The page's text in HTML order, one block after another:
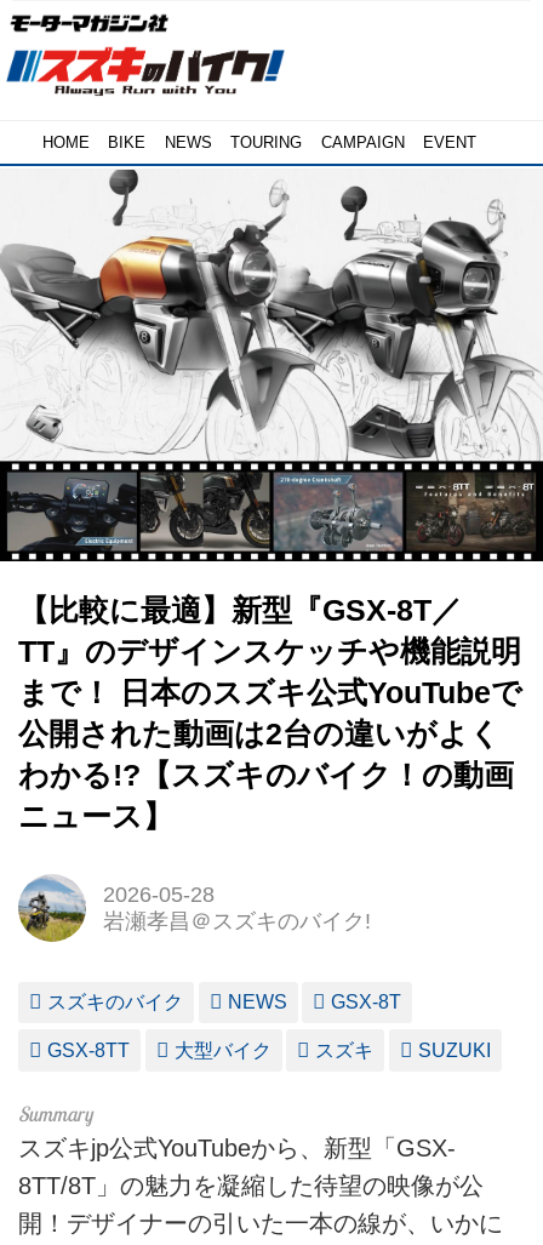
HOME BIKE NEWS TOURING CAMPAIGN EVENT
【比較に最適】新型『GSX-8T／
TT』のデザインスケッチや機能説明
まで！ 日本のスズキ公式YouTubeで
公開された動画は2台の違いがよく
わかる!?【スズキのバイク！の動画
ニュース】
2026-05-28
岩瀬孝昌＠スズキのバイク!
スズキのバイク NEWS GSX-8T
GSX-8TT 大型バイク スズキ SUZUKI
スズキjp公式YouTubeから、新型「GSX-
8TT/8T」の魅力を凝縮した待望の映像が公
開！デザイナーの引いた一本の線が、いかに